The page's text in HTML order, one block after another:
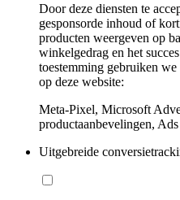
Door deze diensten te
gesponsorde inhoud of
producten weergeven op
winkelgedrag en het
toestemming gebruiken
op deze website:
Meta-Pixel, Microsoft
productaanbevelingen,
Uitgebreide